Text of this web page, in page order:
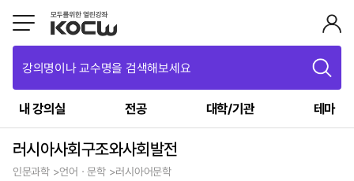
강의명이나 교수명을 검색해보세요
내 강의실 전공 대학/기관 테마
러시아사회구조와사회발전
인문과학 >언어ㆍ문학 >러시아어문학